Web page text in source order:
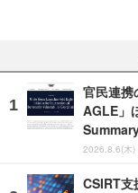
官民連
AGLE」
2026.8.6(木)
CSIRT